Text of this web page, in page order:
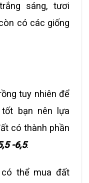
sáng, tươi
có các giống
tuy nhiên để
bạn nên lựa
có thành phần
-6,5.
thể mua đất